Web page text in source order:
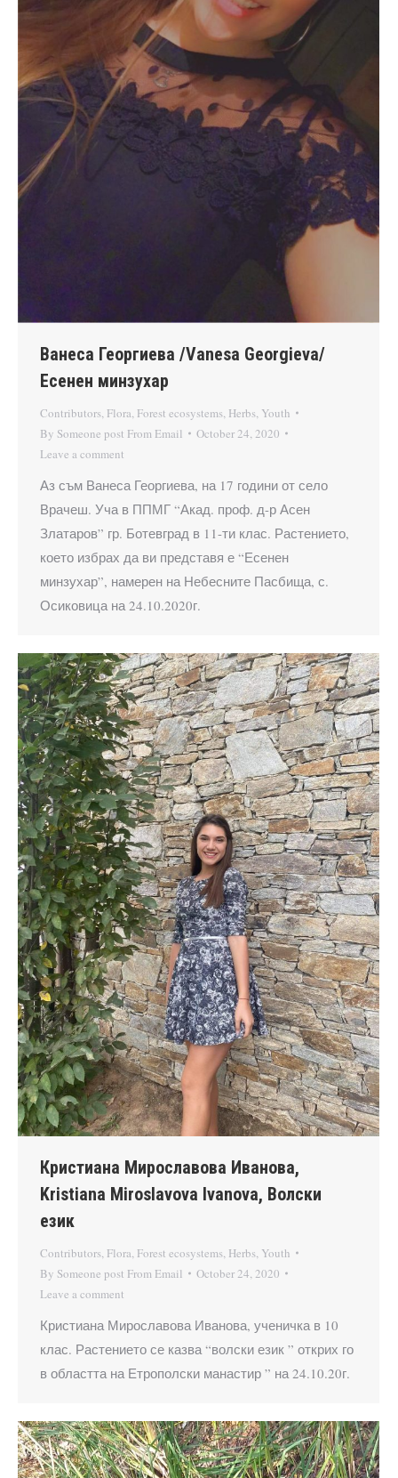
Ванеса Георгиева /Vanesa Georgieva/
Есенен минзухар
Contributors, Flora, Forest ecosystems, Herbs, Youth
By Someone post From Email
October 24, 2020
Leave a comment
Аз съм Ванеса Георгиева, на 17 години от село
Врачеш. Уча в ППМГ “Акад. проф. д-р Асен
Златаров” гр. Ботевград в 11-ти клас. Растението,
което избрах да ви представя е “Есенен
минзухар”, намерен на Небесните Пасбища, с.
Осиковица на 24.10.2020г.
Кристиана Мирославова Иванова,
Kristiana Miroslavova Ivanova, Волски
език
Contributors, Flora, Forest ecosystems, Herbs, Youth
By Someone post From Email
October 24, 2020
Leave a comment
Кристиана Мирославова Иванова, ученичка в 10
клас. Растението се казва “волски език ” открих го
в областта на Етрополски манастир ” на 24.10.20г.